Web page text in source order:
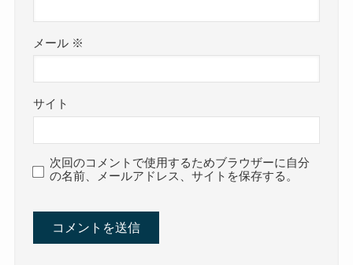
メール ※
サイト
次回のコメントで使用するためブラウザーに自分
の名前、メールアドレス、サイトを保存する。